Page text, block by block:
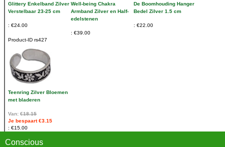
Glittery Enkelband Zilver
Verstelbaar 23-25 cm
€24.00
Well-being Chakra
Armband Zilver en Half-
edelstenen
€39.00
De Boomhouding Hanger
Bedel Zilver 1.5 cm
€22.00
Product-ID rs427
Teenring Zilver Bloemen
met bladeren
Van: €18.15
Je bespaart €3.15
€15.00
Conscious